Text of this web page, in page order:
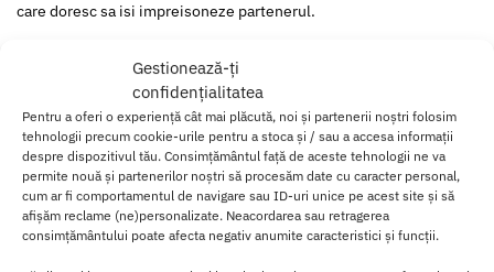
Gestionează-ți
confidențialitatea
Pentru a oferi o experiență cât mai plăcută, noi și partenerii noștri folosim
tehnologii precum cookie-urile pentru a stoca și / sau a accesa informații
despre dispozitivul tău. Consimțământul față de aceste tehnologii ne va
permite nouă și partenerilor noștri să procesăm date cu caracter personal,
cum ar fi comportamentul de navigare sau ID-uri unice pe acest site și să
afișăm reclame (ne)personalizate. Neacordarea sau retragerea
consimțământului poate afecta negativ anumite caracteristici și funcții.
care doresc sa isi impreisoneze partenerul.
Este prins de umeri cu brelete subtiri iar de-alungul picioarelor si
in jurul abodmenului are gauri mari, pentru a face vizibila pielea
partenerei.
Designul sexy si materialul confortabil fac acest catsuit potrivit
pentru orice femeie care doreste sa isi dea pe spate iubitul.